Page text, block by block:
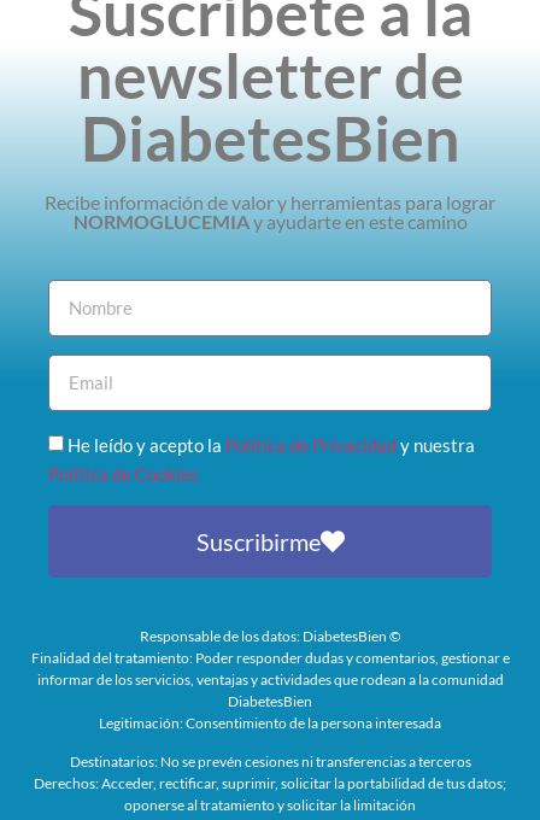
newsletter de
DiabetesBien
Recibe información de valor y herramientas para lograr
NORMOGLUCEMIAy ayudarte en este camino
He leído y acepto la Política de Privacidady nuestra
Política de Cookies
Suscribirme
Responsable de los datos: DiabetesBien ©
Finalidad del tratamiento: Poder responder dudas y comentarios, gestionar e
informar de los servicios, ventajas y actividades que rodean a la comunidad
DiabetesBien
Legitimación: Consentimiento de la persona interesada
Destinatarios: No se prevén cesiones ni transferencias a terceros
Derechos: Acceder, rectificar, suprimir, solicitar la portabilidad de tus datos;
oponerse al tratamiento y solicitar la limitación